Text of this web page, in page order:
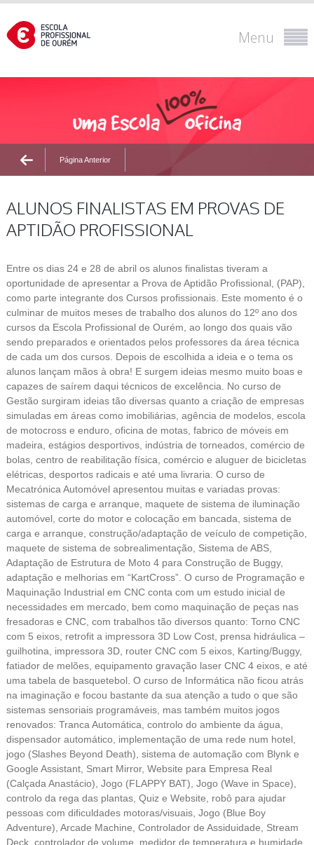
Menu
Página Anterior
ALUNOS FINALISTAS EM PROVAS DE
APTIDÃO PROFISSIONAL
Entre os dias 24 e 28 de abril os alunos finalistas tiveram a
oportunidade de apresentar a Prova de Aptidão Profissional, (PAP),
como parte integrante dos Cursos profissionais. Este momento é o
culminar de muitos meses de trabalho dos alunos do 12º ano dos
cursos da Escola Profissional de Ourém, ao longo dos quais vão
sendo preparados e orientados pelos professores da área técnica
de cada um dos cursos. Depois de escolhida a ideia e o tema os
alunos lançam mãos à obra! E surgem ideias mesmo muito boas e
capazes de saírem daqui técnicos de excelência. No curso de
Gestão surgiram ideias tão diversas quanto a criação de empresas
simuladas em áreas como imobiliárias, agência de modelos, escola
de motocross e enduro, oficina de motas, fabrico de móveis em
madeira, estágios desportivos, indústria de torneados, comércio de
bolas, centro de reabilitação física, comércio e aluguer de bicicletas
elétricas, desportos radicais e até uma livraria. O curso de
Mecatrónica Automóvel apresentou muitas e variadas provas:
sistemas de carga e arranque, maquete de sistema de iluminação
automóvel, corte do motor e colocação em bancada, sistema de
carga e arranque, construção/adaptação de veículo de competição,
maquete de sistema de sobrealimentação, Sistema de ABS,
Adaptação de Estrutura de Moto 4 para Construção de Buggy,
adaptação e melhorias em “KartCross”. O curso de Programação e
Maquinação Industrial em CNC conta com um estudo inicial de
necessidades em mercado, bem como maquinação de peças nas
fresadoras e CNC, com trabalhos tão diversos quanto: Torno CNC
com 5 eixos, retrofit a impressora 3D Low Cost, prensa hidráulica –
guilhotina, impressora 3D, router CNC com 5 eixos, Karting/Buggy,
fatiador de melões, equipamento gravação laser CNC 4 eixos, e até
uma tabela de basquetebol. O curso de Informática não ficou atrás
na imaginação e focou bastante da sua atenção a tudo o que são
sistemas sensoriais programáveis, mas também muitos jogos
renovados: Tranca Automática, controlo do ambiente da água,
dispensador automático, implementação de uma rede num hotel,
jogo (Slashes Beyond Death), sistema de automação com Blynk e
Google Assistant, Smart Mirror, Website para Empresa Real
(Calçada Anastácio), Jogo (FLAPPY BAT), Jogo (Wave in Space),
controlo da rega das plantas, Quiz e Website, robô para ajudar
pessoas com dificuldades motoras/visuais, Jogo (Blue Boy
Adventure), Arcade Machine, Controlador de Assiduidade, Stream
Deck, controlador de volume, medidor de temperatura e humidade.